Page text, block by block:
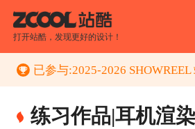
打开站酷，发现更好的设计！
已参与:2025-2026 SHOWREEL 站酷顶尖创
练习作品|耳机渲